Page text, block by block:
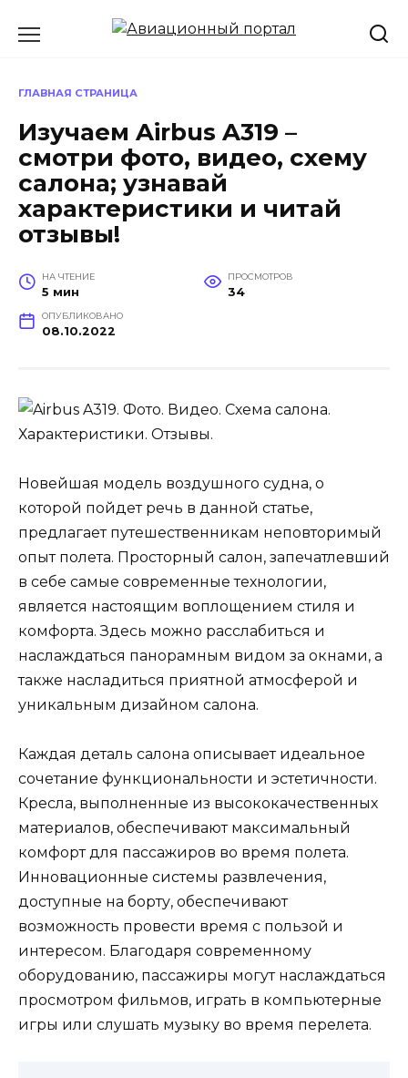
ГЛАВНАЯ СТРАНИЦА
Изучаем Airbus A319 –
смотри фото, видео, схему
салона; узнавай
характеристики и читай
отзывы!
НА ЧТЕНИЕ
5 мин
ПРОСМОТРОВ
34
ОПУБЛИКОВАНО
08.10.2022
Новейшая модель воздушного судна, о
которой пойдет речь в данной статье,
предлагает путешественникам неповторимый
опыт полета. Просторный салон, запечатлевший
в себе самые современные технологии,
является настоящим воплощением стиля и
комфорта. Здесь можно расслабиться и
наслаждаться панорамным видом за окнами, а
также насладиться приятной атмосферой и
уникальным дизайном салона.
Каждая деталь салона описывает идеальное
сочетание функциональности и эстетичности.
Кресла, выполненные из высококачественных
материалов, обеспечивают максимальный
комфорт для пассажиров во время полета.
Инновационные системы развлечения,
доступные на борту, обеспечивают
возможность провести время с пользой и
интересом. Благодаря современному
оборудованию, пассажиры могут наслаждаться
просмотром фильмов, играть в компьютерные
игры или слушать музыку во время перелета.